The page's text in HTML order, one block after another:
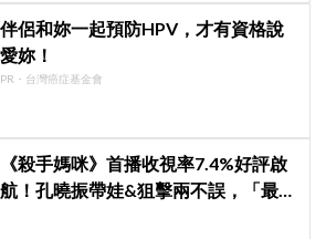
伴侶和妳一起預防HPV，才有資格說
愛妳！
PR・台灣癌症基金會
《殺手媽咪》首播收視率7.4%好評啟
航！孔曉振帶娃&狙擊兩不誤，「最狂